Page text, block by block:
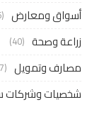
ومعارض (846)
وصحة (40)
وتمويل (237)
وشركات